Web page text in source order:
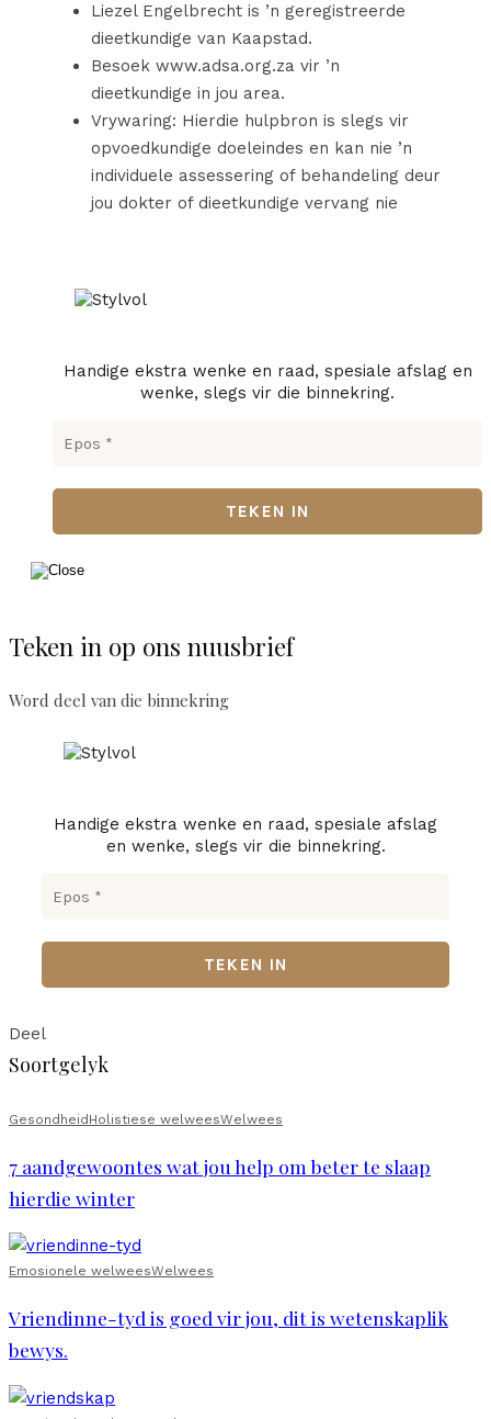
Liezel Engelbrecht is ’n geregistreerde
dieetkundige van Kaapstad.
Besoek www.adsa.org.za vir ’n
dieetkundige in jou area.
Vrywaring: Hierdie hulpbron is slegs vir
opvoedkundige doeleindes en kan nie ’n
individuele assessering of behandeling deur
jou dokter of dieetkundige vervang nie
Handige ekstra wenke en raad, spesiale afslag en
wenke, slegs vir die binnekring.
Teken in op ons nuusbrief
Word deel van die binnekring
Handige ekstra wenke en raad, spesiale afslag
en wenke, slegs vir die binnekring.
Deel
Soortgelyk
GesondheidHolistiese welweesWelwees
7 aandgewoontes wat jou help om beter te slaap
hierdie winter
Emosionele welweesWelwees
Vriendinne-tyd is goed vir jou, dit is wetenskaplik
bewys.